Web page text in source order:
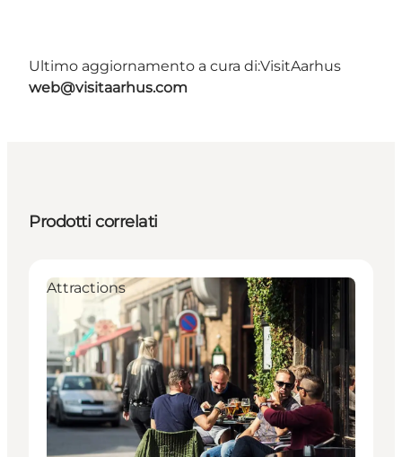
Ultimo aggiornamento a cura di:VisitAarhus
web@visitaarhus.com
Prodotti correlati
Attractions